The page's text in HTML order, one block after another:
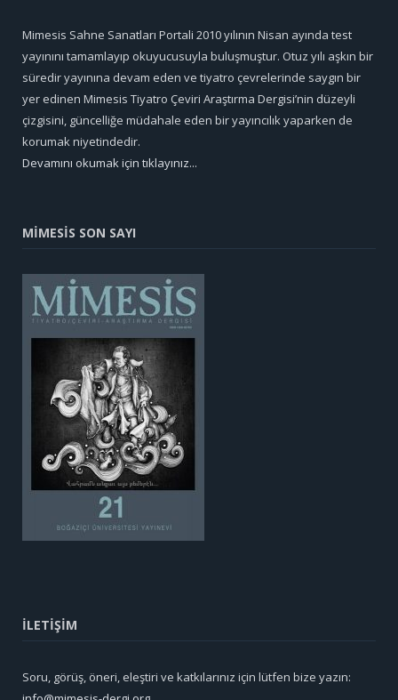
Mimesis Sahne Sanatları Portali 2010 yılının Nisan ayında test
yayınını tamamlayıp okuyucusuyla buluşmuştur. Otuz yılı aşkın bir
süredir yayınına devam eden ve tiyatro çevrelerinde saygın bir
yer edinen Mimesis Tiyatro Çeviri Araştırma Dergisi’nin düzeyli
çizgisini, güncelliğe müdahale eden bir yayıncılık yaparken de
korumak niyetindedir.
Devamını okumak için tıklayınız...
MİMESİS SON SAYI
İLETİŞİM
Soru, görüş, öneri, eleştiri ve katkılarınız için lütfen bize yazın: